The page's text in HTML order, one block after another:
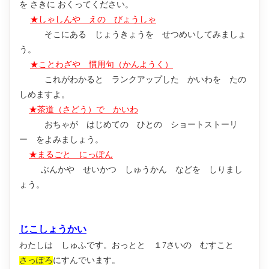
を さきに おくってください。
★ しゃしんや えの びょうしゃ
そこにある じょうきょうを せつめいしてみましょ
う。
★ ことわざや 慣用句（かんようく）
これがわかると ランクアップした かいわを たの
しめますよ。
★茶道（さどう）で かいわ
おちゃが はじめての ひとの ショートストーリ
ー をよみましょう。
★ まるごと にっぽん
ぶんかや せいかつ しゅうかん などを しりまし
ょう。
じこしょうかい
わたしは しゅふです。おっとと １7さいの むすこと
さっぽろ にすんでいます。